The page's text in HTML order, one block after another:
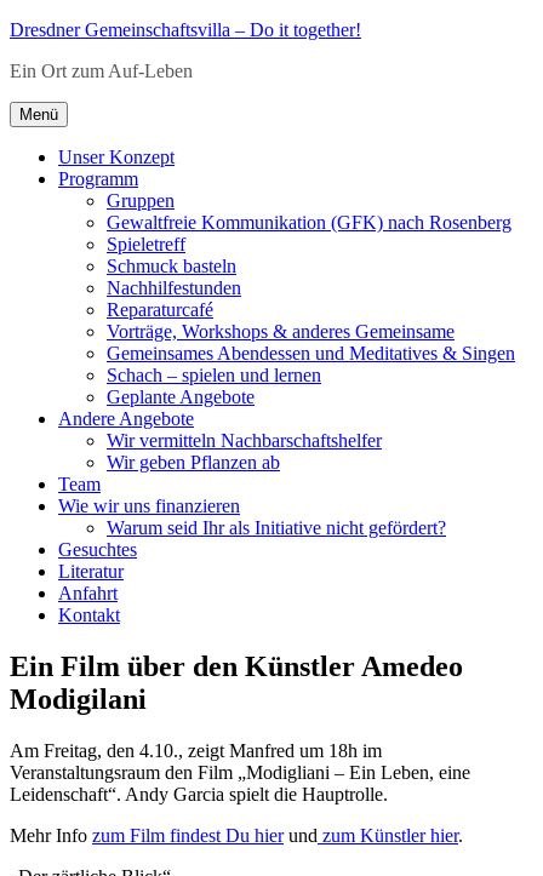
Zum
springen
Dresdner Gemeinschaftsvilla – Do it together!
Ein Ort zum Auf-Leben
Menü
Unser Konzept
Programm
Gruppen
Gewaltfreie Kommunikation (GFK) nach Rosenberg
Spieletreff
Schmuck basteln
Nachhilfestunden
Reparaturcafé
Vorträge, Workshops & anderes Gemeinsame
Gemeinsames Abendessen und Meditatives & Singen
Schach – spielen und lernen
Geplante Angebote
Andere Angebote
Wir vermitteln Nachbarschaftshelfer
Wir geben Pflanzen ab
Team
Wie wir uns finanzieren
Warum seid Ihr als Initiative nicht gefördert?
Gesuchtes
Literatur
Anfahrt
Kontakt
Ein Film über den Künstler Amedeo
Modigilani
Am Freitag, den 4.10., zeigt Manfred um 18h im
Veranstaltungsraum den Film „Modigliani – Ein Leben, eine
Leidenschaft“. Andy Garcia spielt die Hauptrolle.
Mehr Info zum Film findest Du hierund zum Künstler hier.